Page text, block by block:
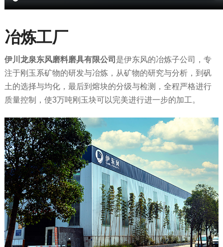
冶炼工厂
伊川龙泉东风磨料磨具有限公司 是伊东风的冶炼子公司，专
注于刚玉系矿物的研发与冶炼，从矿物的研究与分析，到矾
土的选择与均化，最后到熔块的分级与检测，全程严格进行
质量控制，使3万吨刚玉块可以完美进行进一步的加工。